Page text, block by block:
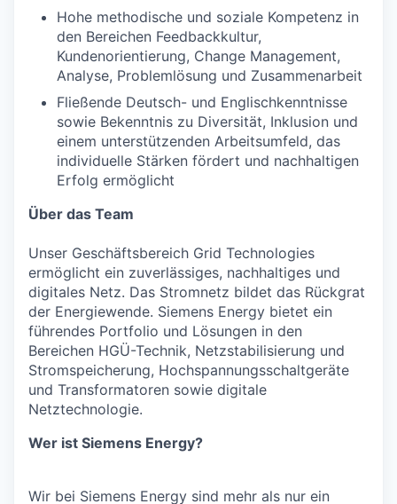
Hohe methodische und soziale Kompetenz in
den Bereichen Feedbackkultur,
Kundenorientierung, Change Management,
Analyse, Problemlösung und Zusammenarbeit
Fließende Deutsch- und Englischkenntnisse
sowie Bekenntnis zu Diversität, Inklusion und
einem unterstützenden Arbeitsumfeld, das
individuelle Stärken fördert und nachhaltigen
Erfolg ermöglicht
Über das Team
Unser Geschäftsbereich Grid Technologies
ermöglicht ein zuverlässiges, nachhaltiges und
digitales Netz. Das Stromnetz bildet das Rückgrat
der Energiewende. Siemens Energy bietet ein
führendes Portfolio und Lösungen in den
Bereichen HGÜ-Technik, Netzstabilisierung und
Stromspeicherung, Hochspannungsschaltgeräte
und Transformatoren sowie digitale
Netztechnologie.
Wer ist Siemens Energy?
Wir bei Siemens Energy sind mehr als nur ein